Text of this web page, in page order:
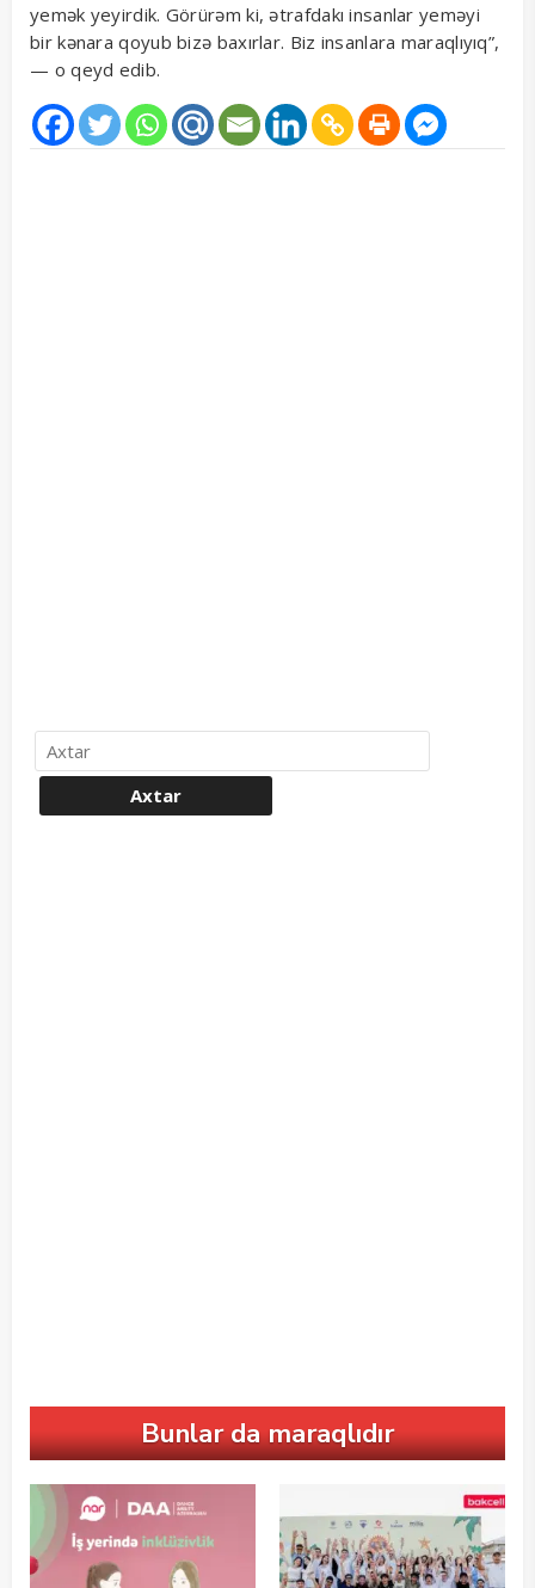
yemək yeyirdik. Görürəm ki, ətrafdakı insanlar yeməyi
bir kənara qoyub bizə baxırlar. Biz insanlara maraqlıyıq”,
— o qeyd edib.
Bunlar da maraqlıdır